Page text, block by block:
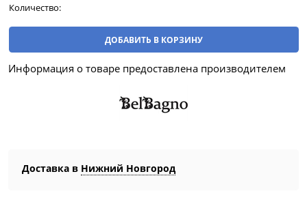
Количество:
ДОБАВИТЬ В КОРЗИНУ
Информация о товаре предоставлена производителем
Доставка в Нижний Новгород